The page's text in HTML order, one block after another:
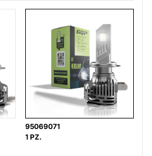
95069071
1 PZ.